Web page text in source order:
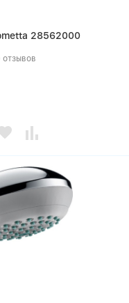
28562000
отзывов